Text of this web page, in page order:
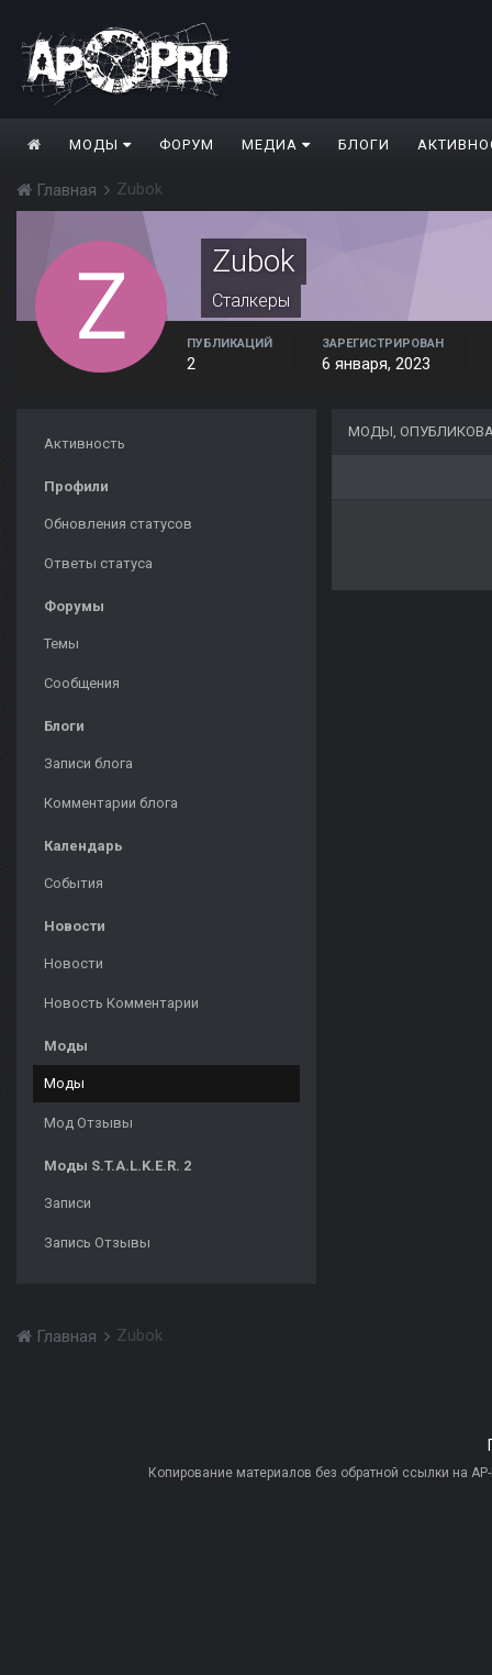
МОДЫ ФОРУМ МЕДИА БЛОГИ
Главная Zubok
Zubok
Сталкеры
ПУБЛИКАЦИЙ
2
ЗАРЕГИСТРИРОВАН
6 января, 2023
Активность
Профили
Обновления статусов
Ответы статуса
Форумы
Темы
Сообщения
Блоги
Записи блога
Комментарии блога
Календарь
События
Новости
Новости
Новость Комментарии
Моды
Моды
Мод Отзывы
Моды S.T.A.L.K.E.R. 2
Записи
Запись Отзывы
МОДЫ,
Главная Zubok
Копирование материалов без обратной ссылки на